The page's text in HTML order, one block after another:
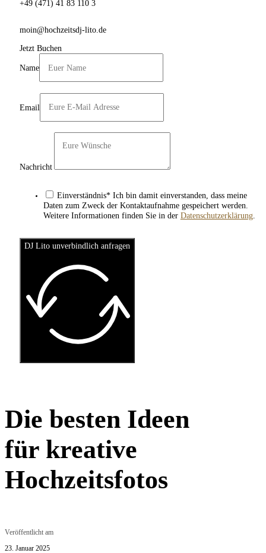
+49 (471) 41 83 110 3
moin@hochzeitsdj-lito.de
Jetzt Buchen
Name
Email
Nachricht
Einverständnis* Ich bin damit einverstanden, dass meine
Daten zum Zweck der Kontaktaufnahme gespeichert werden.
Weitere Informationen finden Sie in der Datenschutzerklärung.
DJ Lito unverbindlich anfragen
Die besten Ideen
für kreative
Hochzeitsfotos
Veröffentlicht am
23. Januar 2025